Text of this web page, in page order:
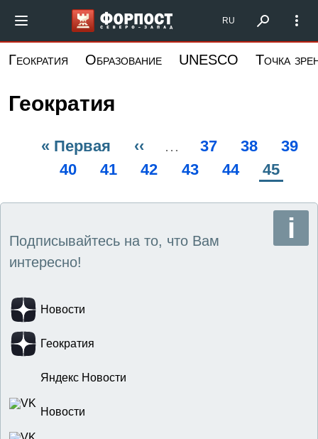
основному
Форпост Северо-Запад
RU
Геократия Образование UNESCO Точка
Геократия
Нумерация
Первая
страница
« Первая
Предыдущая
страница
‹‹ … Page
37 Page
38 Page
39
Page
40 Page
41 Page
42 Page
43 Page
44 45
Подписывайтесь на то, что Вам
интересно!
Новости
Геократия
Яндекс Новости
Новости